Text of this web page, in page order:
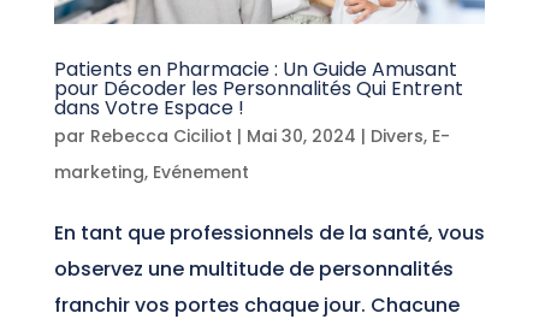
Patients en Pharmacie : Un Guide Amusant
pour Décoder les Personnalités Qui Entrent
dans Votre Espace !
par Rebecca Ciciliot | Mai 30, 2024 | Divers, E-
marketing, Evénement
En tant que professionnels de la santé, vous
observez une multitude de personnalités
franchir vos portes chaque jour. Chacune